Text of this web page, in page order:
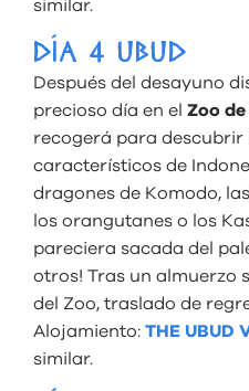
similar.
DÍA 4 UBUD
Después del desayuno
precioso día en el Zoo
recogerá para descubrir
característicos de
dragones de Komodo,
los orangutanes o los
pareciera sacada del
otros! Tras un almuerzo
del Zoo, traslado de
Alojamiento: THE UBUD
similar.